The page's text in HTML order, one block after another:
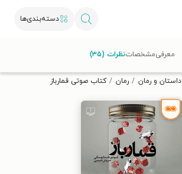
دسته‌بندی‌ها
تخفیف از طاقچه دریافت کن.
داستان و رمان رمان کتاب صوتی قمارباز
معرفیمشخصاتنظرات (۳۵)